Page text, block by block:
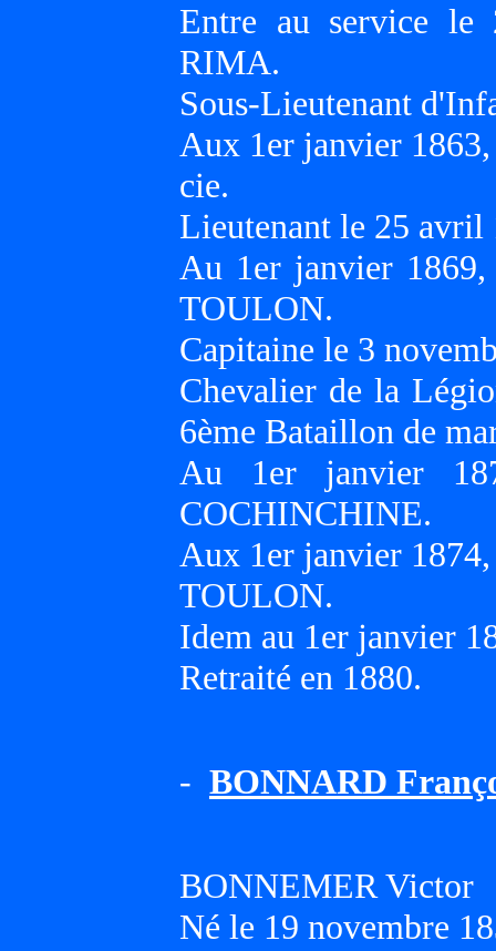
Entre au service le
RIMA.
Sous-Lieutenant
Aux 1er janvier
cie.
Lieutenant le 25 avril
Au 1er janvier
TOULON.
Capitaine le 3
Chevalier de la
6ème Bataillon de
Au 1er janvier
COCHINCHINE.
Aux 1er janvier
TOULON.
Idem au 1er janvier
Retraité en 1880.
- BONNARD
BONNEMER Victor
Né le 19 novembre